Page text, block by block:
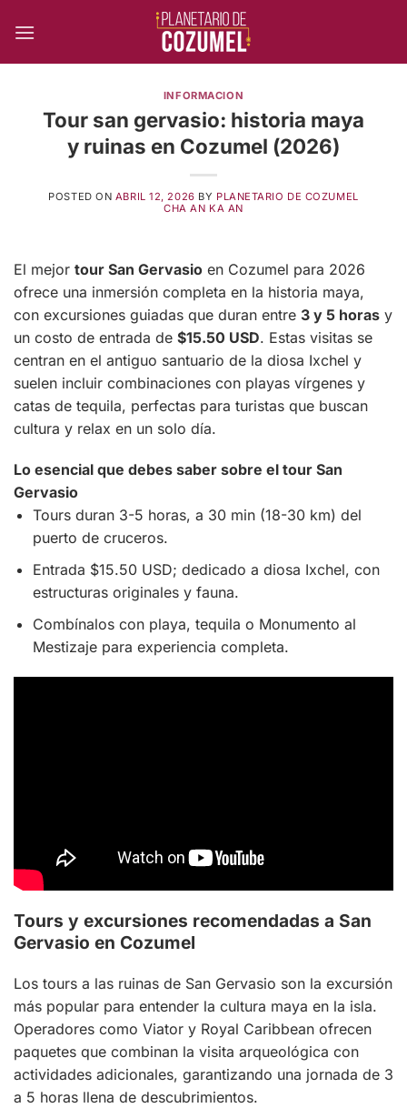
INFORMACION
Tour san gervasio: historia maya
y ruinas en Cozumel (2026)
POSTED ON ABRIL 12, 2026 BY PLANETARIO DE COZUMEL
CHA AN KA AN
El mejor tour San Gervasio en Cozumel para 2026
ofrece una inmersión completa en la historia maya,
con excursiones guiadas que duran entre 3 y 5 horas y
un costo de entrada de $15.50 USD. Estas visitas se
centran en el antiguo santuario de la diosa Ixchel y
suelen incluir combinaciones con playas vírgenes y
catas de tequila, perfectas para turistas que buscan
cultura y relax en un solo día.
Lo esencial que debes saber sobre el tour San
Gervasio
Tours duran 3-5 horas, a 30 min (18-30 km) del
puerto de cruceros.
Entrada $15.50 USD; dedicado a diosa Ixchel, con
estructuras originales y fauna.
Combínalos con playa, tequila o Monumento al
Mestizaje para experiencia completa.
Tours y excursiones recomendadas a San
Gervasio en Cozumel
Los tours a las ruinas de San Gervasio son la excursión
más popular para entender la cultura maya en la isla.
Operadores como Viator y Royal Caribbean ofrecen
paquetes que combinan la visita arqueológica con
actividades adicionales, garantizando una jornada de 3
a 5 horas llena de descubrimientos.